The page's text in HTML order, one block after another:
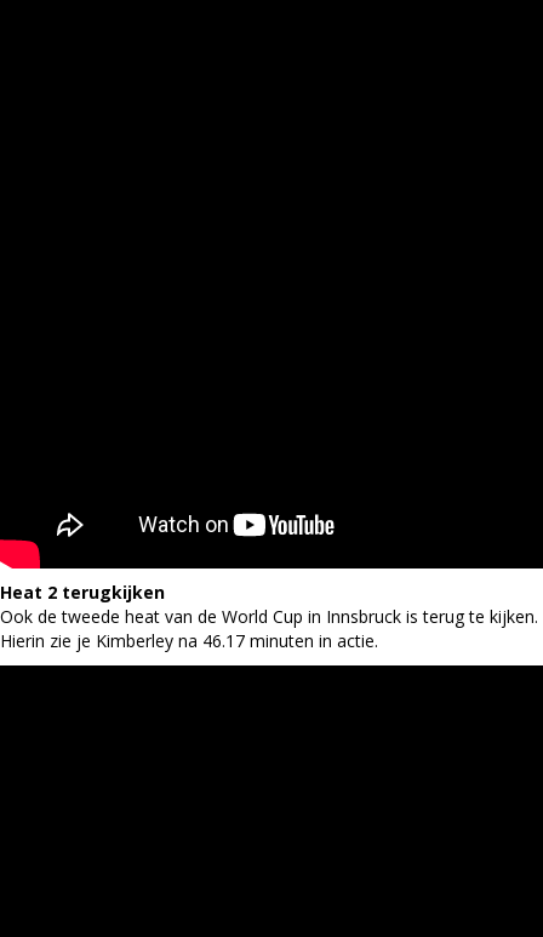
Heat 2 terugkijken
Ook de tweede heat van de World Cup in Innsbruck is terug te kijken.
Hierin zie je Kimberley na 46.17 minuten in actie.